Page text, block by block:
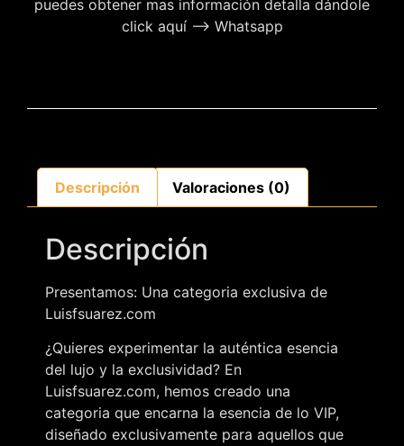
puedes obtener mas información detalla dándole
click aquí –> Whatsapp
Descripción Valoraciones (0)
Descripción
Presentamos: Una categoria exclusiva de
Luisfsuarez.com
¿Quieres experimentar la auténtica esencia
del lujo y la exclusividad? En
Luisfsuarez.com, hemos creado una
categoria que encarna la esencia de lo VIP,
diseñado exclusivamente para aquellos que